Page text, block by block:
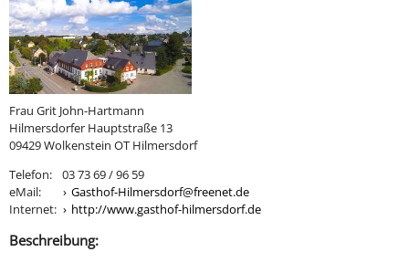
Frau Grit John-Hartmann
Hilmersdorfer Hauptstraße 13
09429 Wolkenstein OT Hilmersdorf
Telefon:
03 73 69 / 96 59
eMail:
Gasthof-Hilmersdorf@freenet.de
Internet:
http://www.gasthof-hilmersdorf.de
Beschreibung: